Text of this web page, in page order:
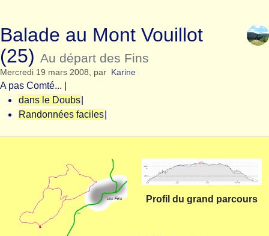
Balade au Mont Vouillot
(25) Au départ des Fins
Mercredi 19 mars 2008, par Karine
A pas Comté...
dans le Doubs
Randonnées faciles
Profil du grand parcours